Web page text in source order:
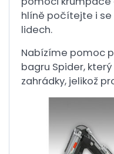
hlíně počítejte i
lidech.
Nabízíme pomoc
bagru Spider,
zahrádky, jelikož